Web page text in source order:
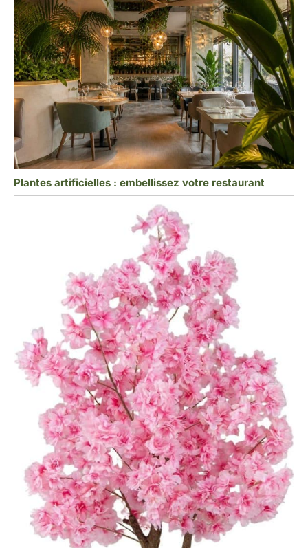
Plantes artificielles : embellissez votre restaurant